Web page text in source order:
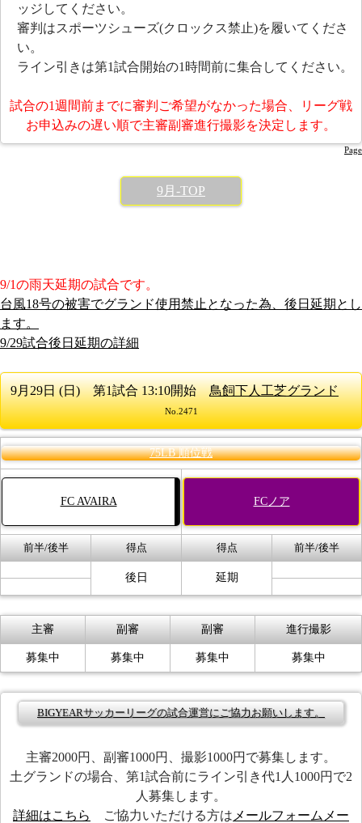
ッジしてください。
審判はスポーツシューズ(クロックス禁止)を履いてくださ
い。
ライン引きは第1試合開始の1時間前に集合してください。
試合の1週間前までに審判ご希望がなかった場合、リーグ戦
お申込みの遅い順で主審副審進行撮影を決定します。
Page
9月-TOP
9/1の雨天延期の試合です。
台風18号の被害でグランド使用禁止となった為、後日延期とし
ます。
9/29試合後日延期の詳細
9月29日 (日) 第1試合 13:10開始鳥飼下人工芝グランド
No.2471
75LB 順位戦
FC AVAIRA FCノア
前半/後半 得点 得点 前半/後半
後日 延期
主審 副審 副審 進行撮影
募集中 募集中 募集中 募集中
BIGYEARサッカーリーグの試合運営にご協力お願いします。
主審2000円、副審1000円、撮影1000円で募集します。
土グランドの場合、第1試合前にライン引き代1人1000円で2
人募集します。
詳細はこちら
ご協力いただける方は メールフォーム メー